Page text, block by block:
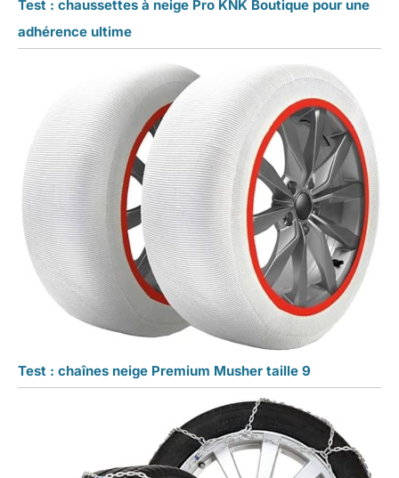
Test : chaussettes à neige Pro KNK Boutique pour une
adhérence ultime
Test : chaînes neige Premium Musher taille 9